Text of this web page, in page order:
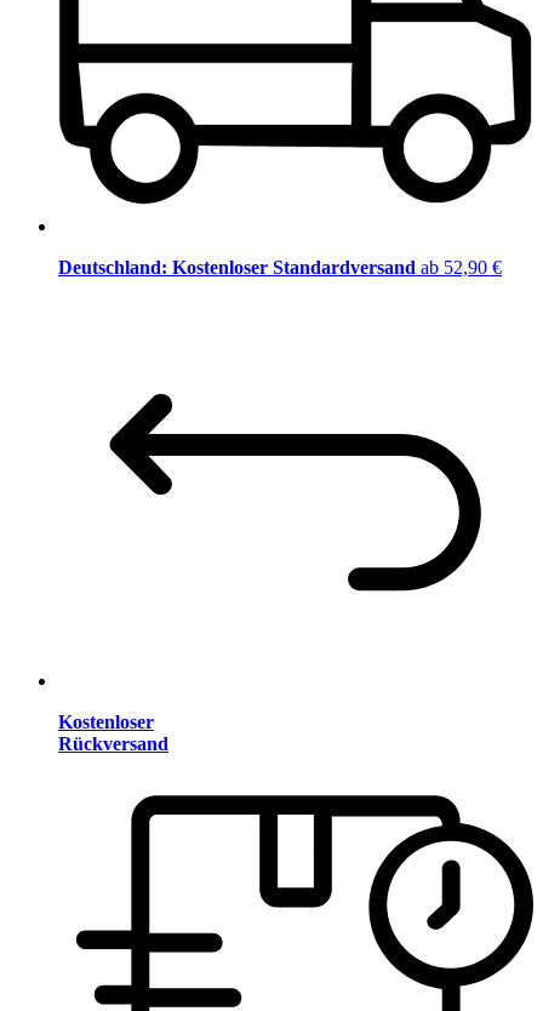
Deutschland: Kostenloser Standardversand ab 52,90 €
Kostenloser
Rückversand